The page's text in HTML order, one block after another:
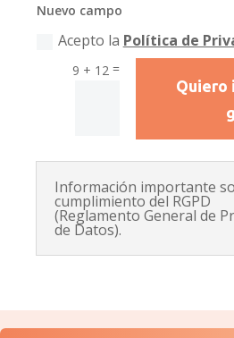
Nuevo campo
Acepto la Política de
9 + 12 =
Quiero
Información importante
cumplimiento del RGPD
(Reglamento General de
de Datos).